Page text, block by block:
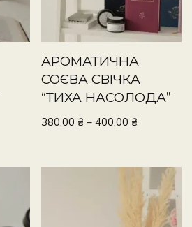
АРОМАТИЧНА
СОЄВА СВІЧКА
“ТИХА НАСОЛОДА”
380,00 ₴ – 400,00 ₴